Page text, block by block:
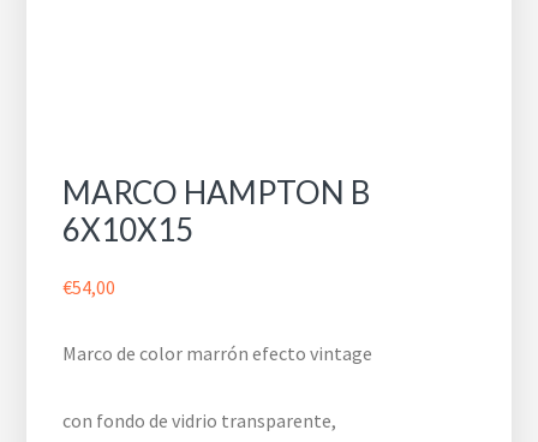
MARCO HAMPTON B
6X10X15
€54,00
Marco de color marrón efecto vintage
con fondo de vidrio transparente,